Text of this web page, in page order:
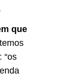
que
“os